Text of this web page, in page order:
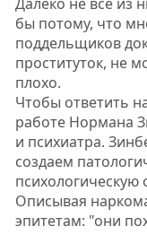
бы потому, что
поддельщиков
проституток, не
плохо.
Чтобы ответить
работе Нормана
и психиатра.
создаем
психологическую
Описывая
эпитетам: "они